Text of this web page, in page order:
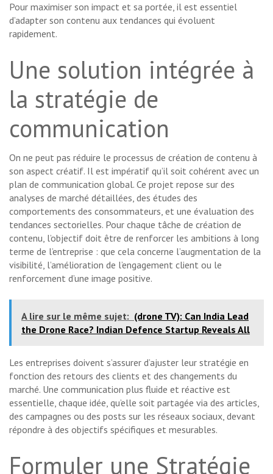
Pour maximiser son impact et sa portée, il est essentiel
d’adapter son contenu aux tendances qui évoluent
rapidement.
Une solution intégrée à
la stratégie de
communication
On ne peut pas réduire le processus de création de contenu à
son aspect créatif. Il est impératif qu’il soit cohérent avec un
plan de communication global. Ce projet repose sur des
analyses de marché détaillées, des études des
comportements des consommateurs, et une évaluation des
tendances sectorielles. Pour chaque tâche de création de
contenu, l’objectif doit être de renforcer les ambitions à long
terme de l’entreprise : que cela concerne l’augmentation de la
visibilité, l’amélioration de l’engagement client ou le
renforcement d’une image positive.
A lire sur le même sujet: (drone TV): Can India Lead
the Drone Race? Indian Defence Startup Reveals All
Les entreprises doivent s’assurer d’ajuster leur stratégie en
fonction des retours des clients et des changements du
marché. Une communication plus fluide et réactive est
essentielle, chaque idée, qu’elle soit partagée via des articles,
des campagnes ou des posts sur les réseaux sociaux, devant
répondre à des objectifs spécifiques et mesurables.
Formuler une Stratégie